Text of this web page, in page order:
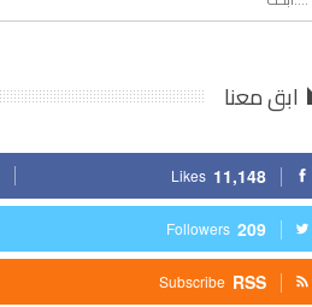
ابق معنا
11,148
Likes
209
Followers
RSS
Subscribe